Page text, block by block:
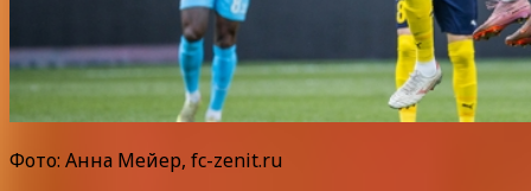
Фото: Анна Мейер, fc-zenit.ru